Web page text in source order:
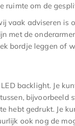
ruimte om de
vaak adviseren is
met de
bordje leggen of
backlight. Je
bijvoorbeeld
hebt gedrukt. Je
ook nog de